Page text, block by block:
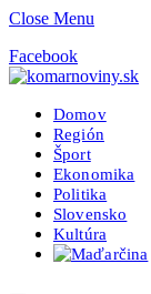
Close Menu
Facebook
Domov
Región
Šport
Ekonomika
Politika
Slovensko
Kultúra